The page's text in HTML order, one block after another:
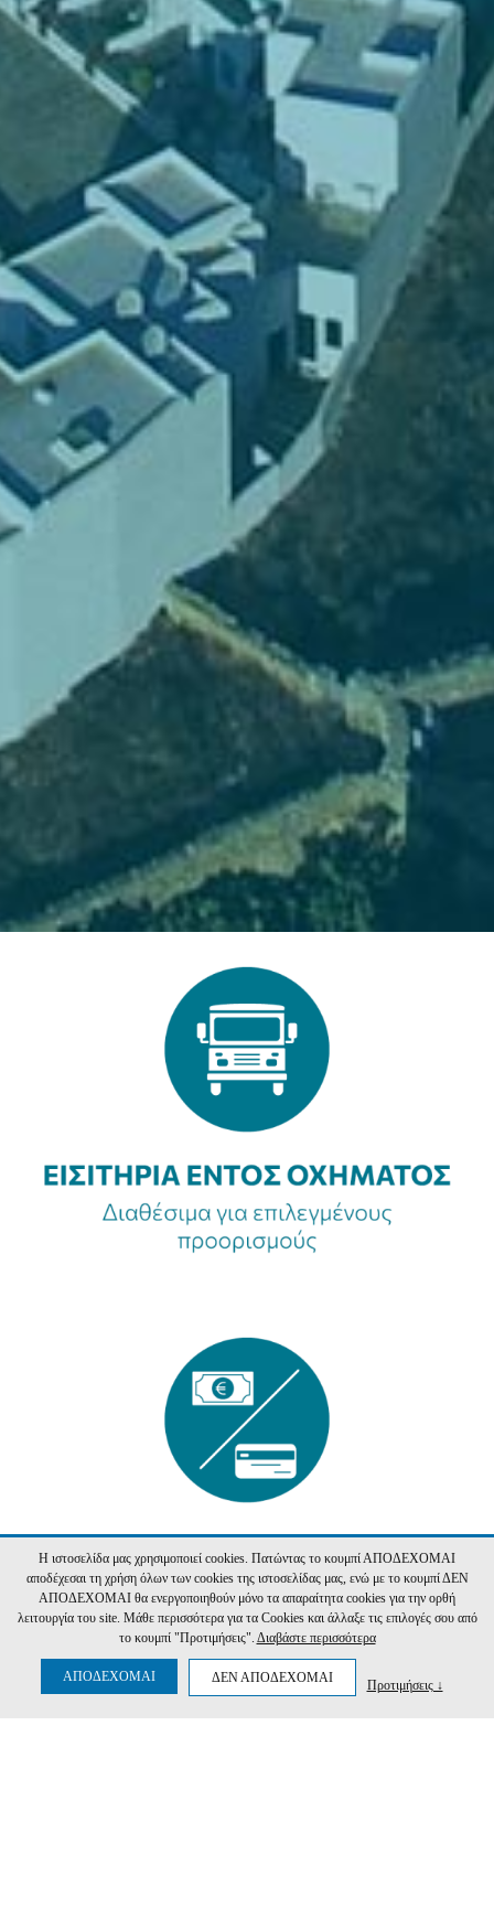
Η ιστοσελίδα μας χρησιμοποιεί cookies. Πατώντας το κουμπί ΑΠΟΔΕΧΟΜΑΙ
αποδέχεσαι τη χρήση όλων των cookies της ιστοσελίδας μας, ενώ με το κουμπί ΔΕΝ
ΑΠΟΔΕΧΟΜΑΙ θα ενεργοποιηθούν μόνο τα απαραίτητα cookies για την ορθή
λειτουργία του site. Μάθε περισσότερα για τα Cookies και άλλαξε τις επιλογές σου από
το κουμπί "Προτιμήσεις". Διαβάστε περισσότερα
ΑΠΟΔΕΧΟΜΑΙ ΔΕΝ ΑΠΟΔΕΧΟΜΑΙ Προτιμήσεις ↓